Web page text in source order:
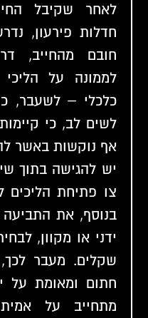
לאחר שקיבל
חדלות פירעון,
חובם מהחייב,
לממונה על הליכי
כלכלי – לשעבר,
לשים לב, כי
אף נוקשות באשר
יש להגישה בתוך
צו פתיחת הליכים
בנוסף, את התביעה
שקלים. מעבר
חתום ומאומת על
מתחייב על